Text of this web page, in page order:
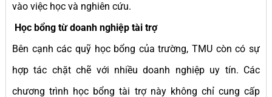
vào việc học và nghiên cứu.
Học bổng từ doanh nghiệp tài trợ
Bên cạnh các quỹ học bổng của trường, TMU còn có sự
hợp tác chặt chẽ với nhiều doanh nghiệp uy tín. Các
chương trình học bổng tài trợ này không chỉ cung cấp